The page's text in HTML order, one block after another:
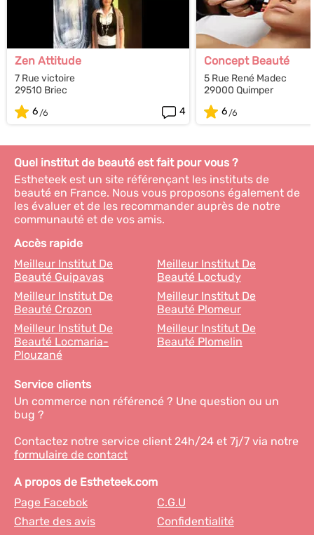
Zen Attitude
7 Rue victoire
29510 Briec
6
4
Concept Beauté
5 Rue René Madec
29000 Quimper
6
Quel institut de beauté est fait pour vous ?
Estheteek est un site référençant les instituts de
beauté en France. Nous vous proposons également de
les évaluer et de les recommander auprès de notre
communauté et de vos amis.
Accès rapide
Meilleur Institut De
Beauté Guipavas
Meilleur Institut De
Beauté Loctudy
Meilleur Institut De
Beauté Crozon
Meilleur Institut De
Beauté Plomeur
Meilleur Institut De
Beauté Locmaria-
Plouzané
Meilleur Institut De
Beauté Plomelin
Service clients
Un commerce non référencé ? Une question ou un
bug ?
Contactez notre service client 24h/24 et 7j/7 via notre
formulaire de contact
A propos de Estheteek.com
Page Facebok
C.G.U
Charte des avis
Confidentialité